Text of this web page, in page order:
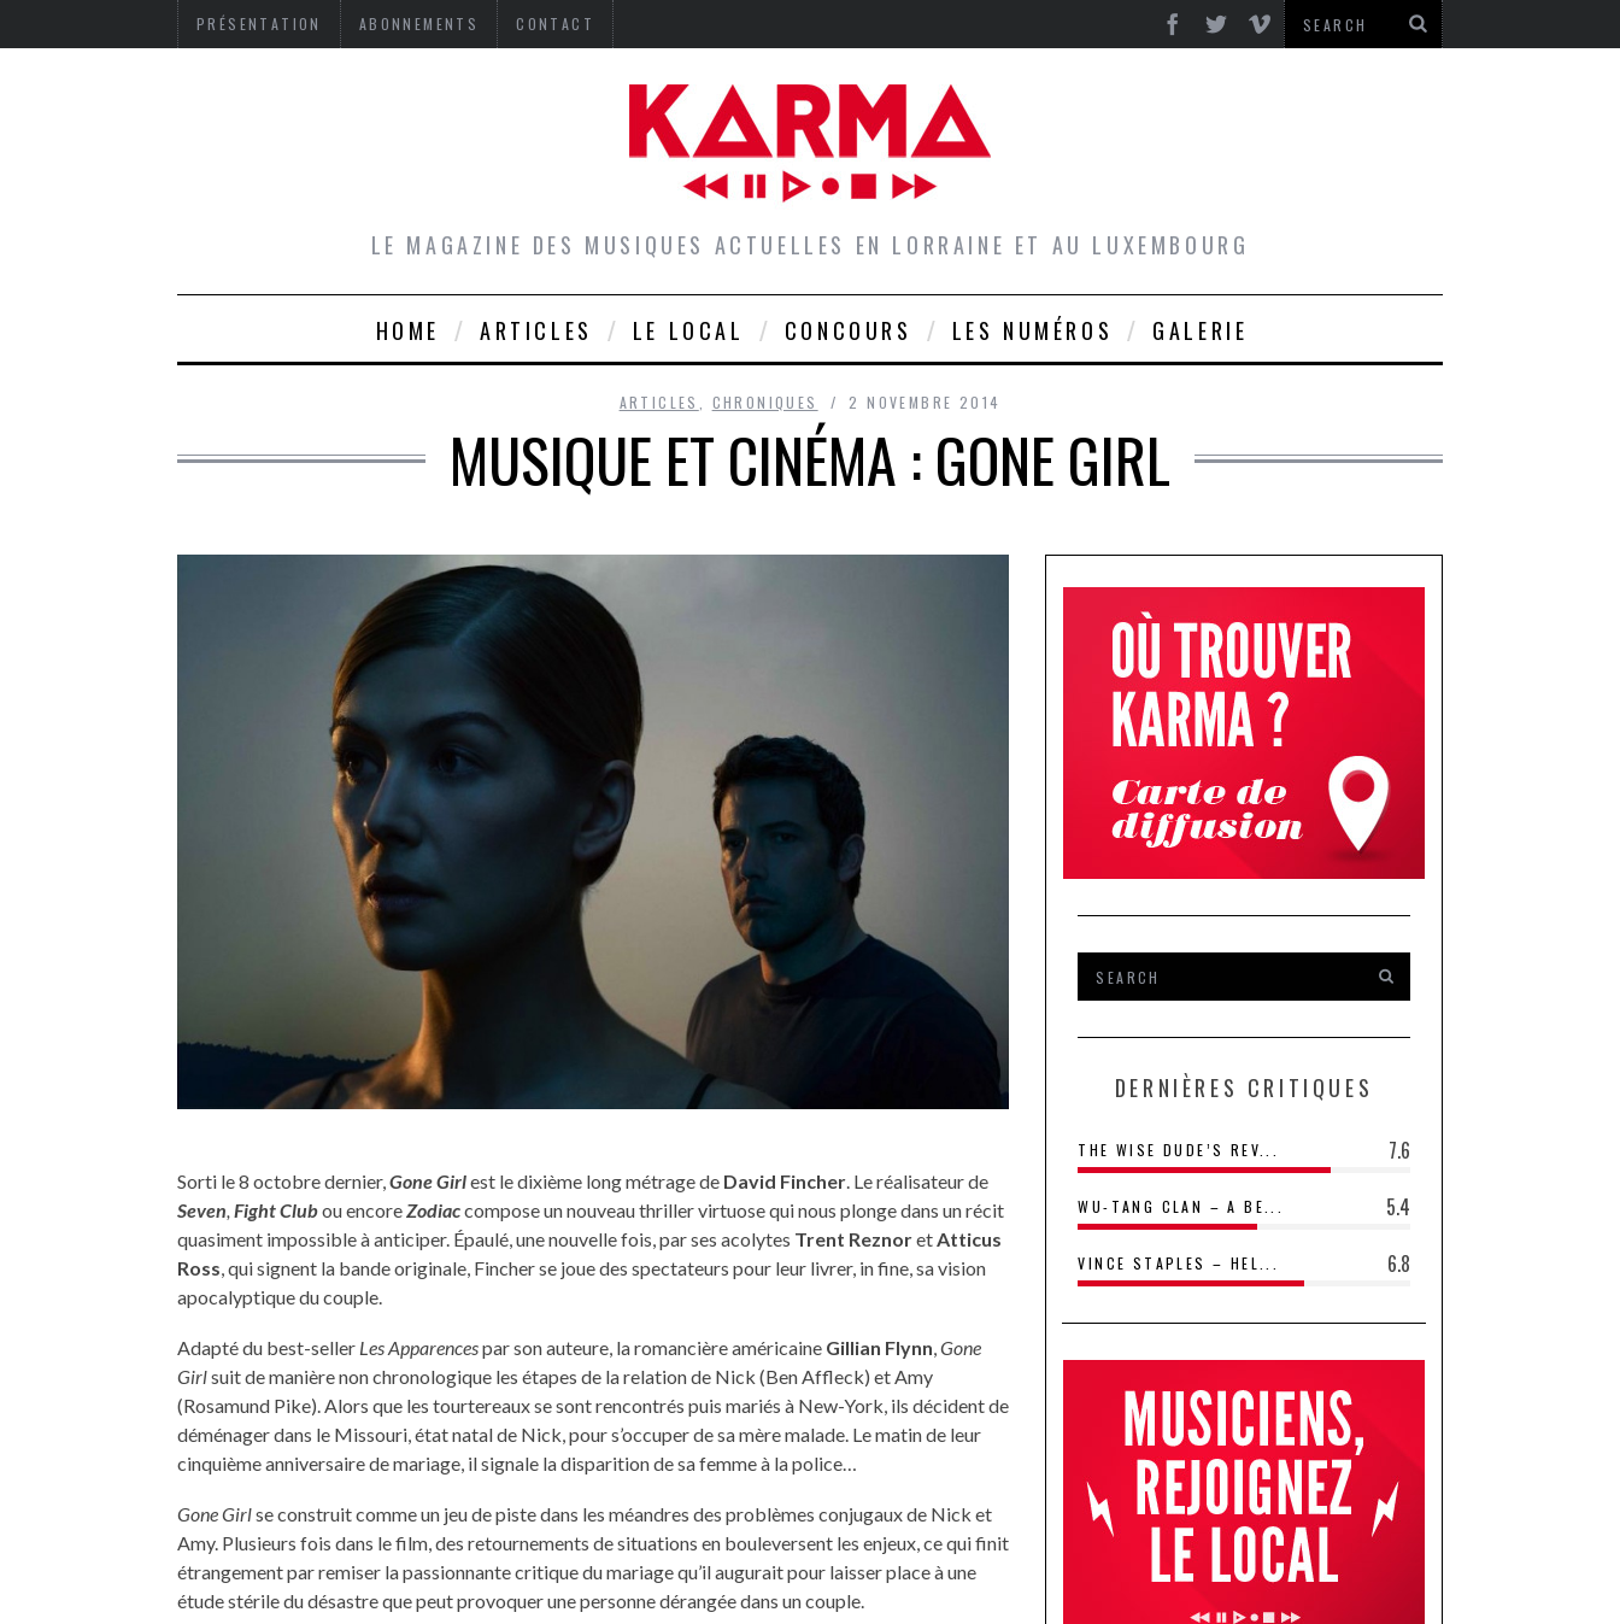
PRÉSENTATION ABONNEMENTS CONTACT
LE MAGAZINE DES MUSIQUES ACTUELLES EN LORRAINE ET AU LUXEMBOURG
HOME ARTICLES LE LOCAL CONCOURS LES NUMÉROS GALERIE
ARTICLES CHRONIQUES 2 NOVEMBRE 2014
MUSIQUE ET CINÉMA : GONE GIRL
Sorti le 8 octobre dernier,Gone Girlest le dixième long métrage de David Fincher. Le réalisateur de
Seven, Fight Clubou encoreZodiaccompose un nouveau thriller virtuose qui nous plonge dans un récit
quasiment impossible à anticiper. Épaulé, une nouvelle fois, par ses acolytes Trent ReznoretAtticus
Ross, qui signent la bande originale, Fincher se joue des spectateurs pour leur livrer, in fine, sa vision
apocalyptique du couple.
Adapté du best-seller Les Apparencespar son auteure, la romancière américaine Gillian Flynn,Gone
Girlsuit de manière non chronologique les étapes de la relation de Nick (Ben Affleck) et Amy
(Rosamund Pike). Alors que les tourtereaux se sont rencontrés puis mariés à New-York, ils décident de
déménager dans le Missouri, état natal de Nick, pour s’occuper de sa mère malade. Le matin de leur
cinquième anniversaire de mariage, il signale la disparition de sa femme à la police…
Gone Girlse construit comme un jeu de piste dans les méandres des problèmes conjugaux de Nick et
Amy. Plusieurs fois dans le film, des retournements de situations en bouleversent les enjeux, ce qui finit
étrangement par remiser la passionnante critique du mariage qu’il augurait pour laisser place à une
étude stérile du désastre que peut provoquer une personne dérangée dans un couple.
DERNIÈRES CRITIQUES
7.6
THE WISE DUDE’S REV...
5.4
WU-TANG CLAN – A BE...
6.8
VINCE STAPLES – HEL...